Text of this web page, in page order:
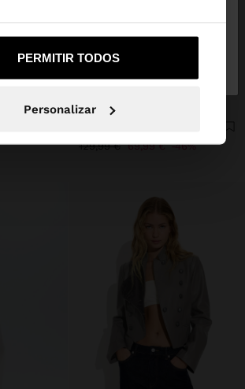
PERMITIR TODOS
Personalizar
CASACO EFEITO PELE COM BOLSOS
+
Vicky Montanari x Parfois
129,99 € 69,99 € 46%